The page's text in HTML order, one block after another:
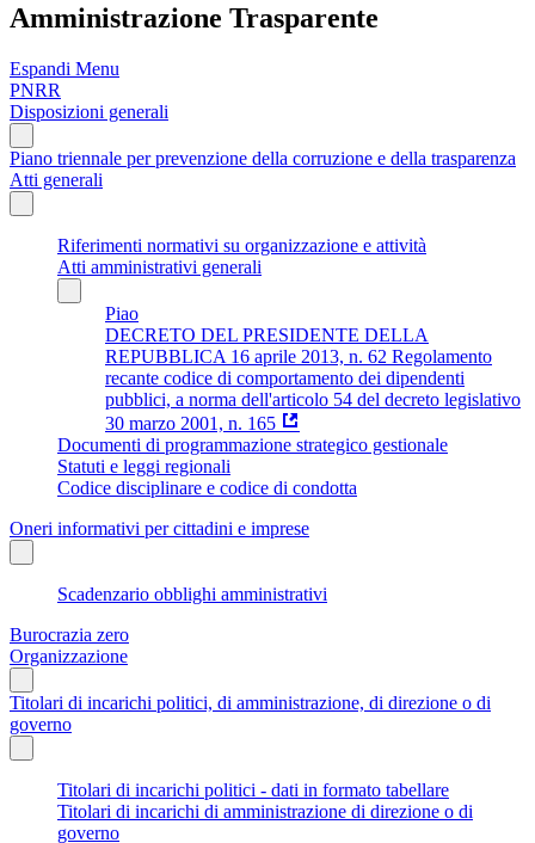
Amministrazione Trasparente
Espandi Menu
PNRR
Disposizioni generali
Piano triennale per prevenzione della corruzione e della trasparenza
Atti generali
Riferimenti normativi su organizzazione e attività
Atti amministrativi generali
Piao
DECRETO DEL PRESIDENTE DELLA
REPUBBLICA 16 aprile 2013, n. 62 Regolamento
recante codice di comportamento dei dipendenti
pubblici, a norma dell'articolo 54 del decreto legislativo
30 marzo 2001, n. 165
Documenti di programmazione strategico gestionale
Statuti e leggi regionali
Codice disciplinare e codice di condotta
Oneri informativi per cittadini e imprese
Scadenzario obblighi amministrativi
Burocrazia zero
Organizzazione
Titolari di incarichi politici, di amministrazione, di direzione o di
governo
Titolari di incarichi politici - dati in formato tabellare
Titolari di incarichi di amministrazione di direzione o di
governo